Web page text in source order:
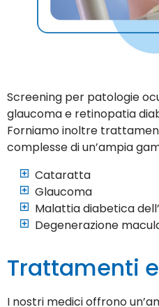
Screening per patologie
glaucoma e retinopatia
Forniamo inoltre
complesse di un’ampia
Cataratta
Glaucoma
Malattia diabetica
Degenerazione
Trattamenti
I nostri medici offrono